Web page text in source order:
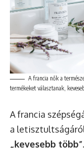
A francia nők a
termékeket választanak,
A francia
a
„kevesebb több”